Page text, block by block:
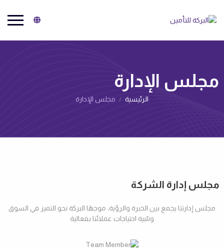
البركة للتأمين
مجلس الإدارة
الرئيسية مجلس الإدارة
مجلس إدارة الشركة
مجلس إدارتنا يجمع بين الخبرة والرؤية، موجهًا البركة نحو التميز في السوق
وتلبية احتياجات عملائنا بفعالية